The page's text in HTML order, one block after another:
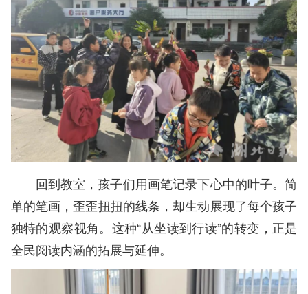
回到教室，孩子们用画笔记录下心中的叶子。简
单的笔画，歪歪扭扭的线条，却生动展现了每个孩子
独特的观察视角。这种“从坐读到行读”的转变，正是
全民阅读内涵的拓展与延伸。